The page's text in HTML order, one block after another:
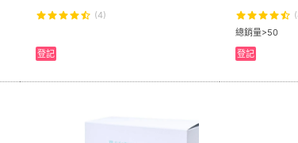
(4)
登記
總銷量>50
登記